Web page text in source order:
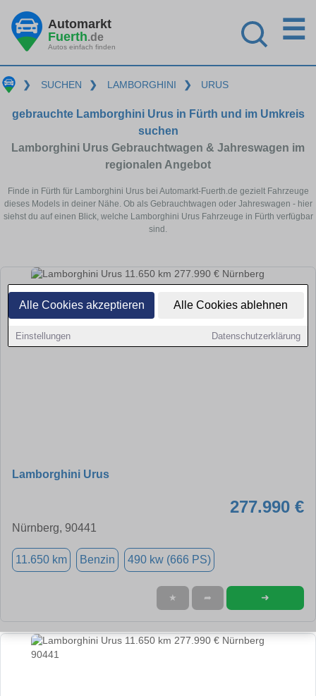
Alle Cookies akzeptieren Alle Cookies ablehnen
Einstellungen Datenschutzerklärung
Automarkt
Fuerth.de
Autos einfach finden
☰
❯ SUCHEN ❯ LAMBORGHINI ❯ URUS
gebrauchte Lamborghini Urus in Fürth und im Umkreis
suchen
Lamborghini Urus Gebrauchtwagen & Jahreswagen im
regionalen Angebot
Finde in Fürth für Lamborghini Urus bei Automarkt-Fuerth.de gezielt Fahrzeuge
dieses Models in deiner Nähe. Ob als Gebrauchtwagen oder Jahreswagen - hier
siehst du auf einen Blick, welche Lamborghini Urus Fahrzeuge in Fürth verfügbar
sind.
Lamborghini Urus
277.990 €
Nürnberg, 90441
11.650 km Benzin 490 kw (666 PS)
★ ➦ ➜